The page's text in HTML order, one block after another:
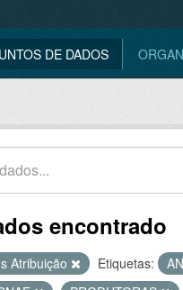
DE DADOS
encontrado
Atribuição Etiquetas: